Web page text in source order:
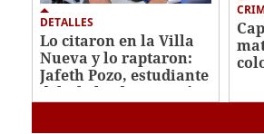
DETALLES
Lo citaron en la Villa
Nueva y lo raptaron:
Jafeth Pozo, estudiante
del Abelardo R. Fortín,